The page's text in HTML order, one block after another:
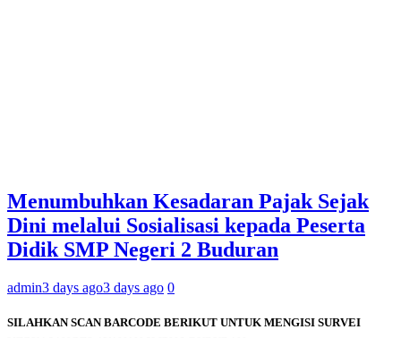
Menumbuhkan Kesadaran Pajak Sejak
Dini melalui Sosialisasi kepada Peserta
Didik SMP Negeri 2 Buduran
admin3 days ago3 days ago 0
SILAHKAN SCAN BARCODE BERIKUT UNTUK MENGISI SURVEI